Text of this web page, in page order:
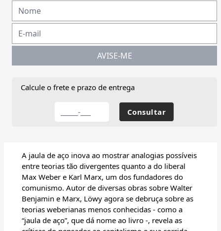
AVISE-ME
Calcule o frete e prazo de entrega
A jaula de aço inova ao mostrar analogias possíveis
entre teorias tão divergentes quanto a do liberal
Max Weber e Karl Marx, um dos fundadores do
comunismo. Autor de diversas obras sobre Walter
Benjamin e Marx, Löwy agora se debruça sobre as
teorias weberianas menos conhecidas - como a
“jaula de aço”, que dá nome ao livro -, revela as